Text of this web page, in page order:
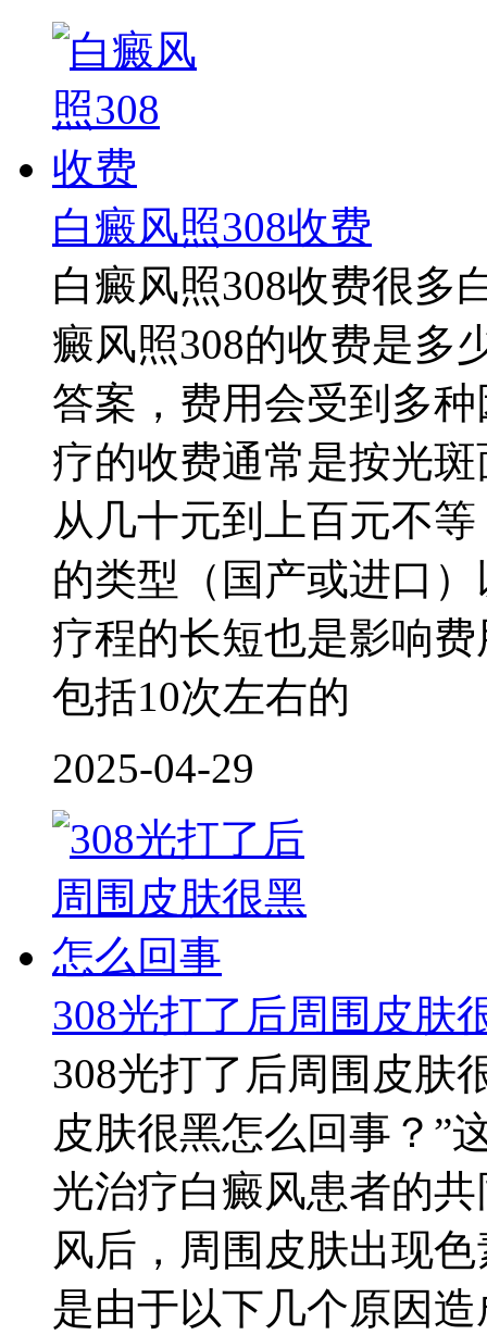
白癜风照308收费
白癜风照308收费很多
癜风照308的收费是多
答案，费用会受到多
疗的收费通常是按光
从几十元到上百元不
的类型（国产或进口
疗程的长短也是影响
包括10次左右的
2025-04-29
308光打了后周围皮肤
308光打了后周围皮肤
皮肤很黑怎么回事？”
光治疗白癜风患者的
风后，周围皮肤出现
是由于以下几个原因